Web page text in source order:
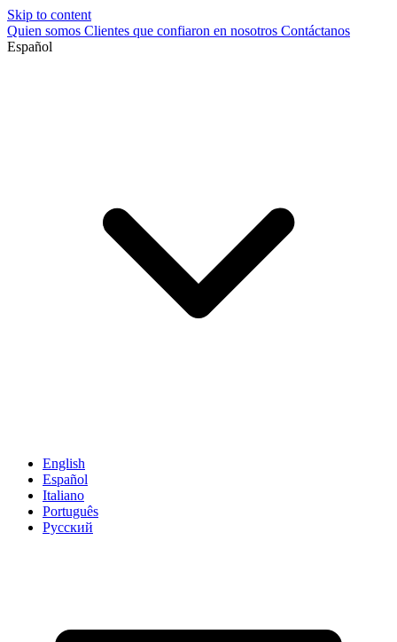
Skip to content
Quien somos Clientes que confiaron en nosotros Contáctanos
Español
English
Español
Italiano
Português
Русский